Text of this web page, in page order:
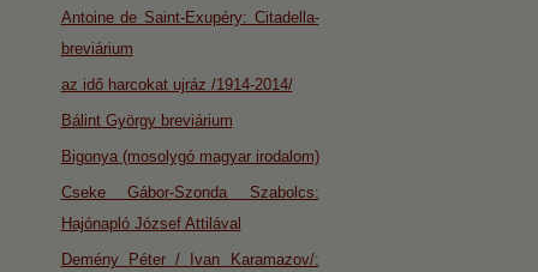
Antoine de Saint-Exupéry: Citadella-
breviárium
az idő harcokat ujráz /1914-2014/
Bálint György breviárium
Bigonya (mosolygó magyar irodalom)
Cseke Gábor-Szonda Szabolcs:
Hajónapló József Attilával
Demény Péter / Ivan Karamazov/: